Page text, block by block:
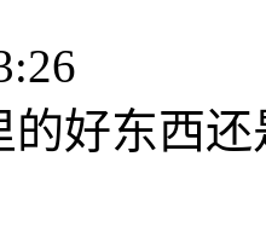
的好东西